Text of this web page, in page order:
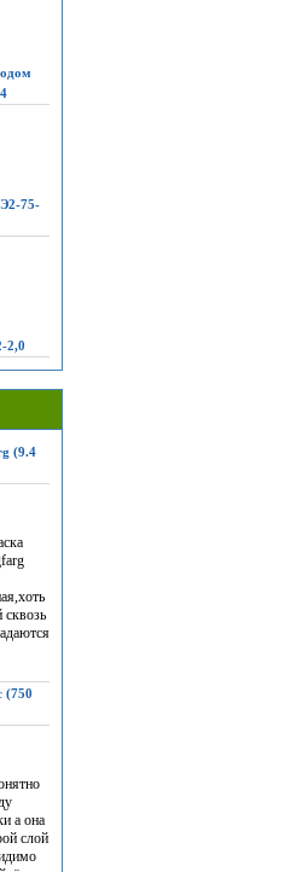
75-
2,0
(9.4
сквозь
(750
а она
слой